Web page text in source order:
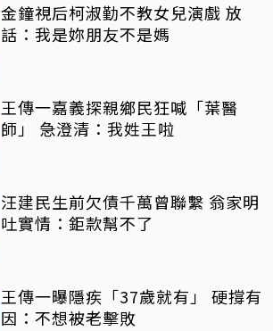
金鐘視后柯淑勤不教女兒演戲 放
話：我是妳朋友不是媽
王傳一嘉義探親鄉民狂喊「葉醫
師」 急澄清：我姓王啦
汪建民生前欠債千萬曾聯繫 翁家明
吐實情：鉅款幫不了
王傳一曝隱疾「37歲就有」 硬撐有
因：不想被老擊敗